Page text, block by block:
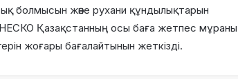
болмысын және рухани құндылықтарын
Қазақстанның осы баға жетпес мұраны
жоғары бағалайтынын жеткізді.